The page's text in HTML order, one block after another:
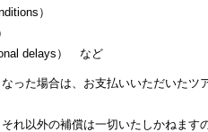
）
delays） など
った場合は、お支払いいただいたツ
れ以外の補償は一切いたしかねます